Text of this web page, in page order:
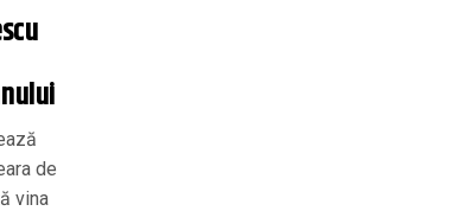
de
vina